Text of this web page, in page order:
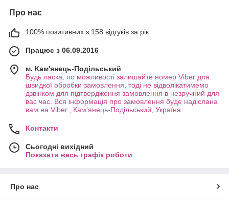
Про нас
100% позитивних з 158 відгуків за рік
Працює з 06.09.2016
м. Кам'янець-Подільський
Будь ласка, по можливості залишайте номер Viber для
швидкої обробки замовлення, тоді не відволікатимемо
дзвінком для підтвердження замовлення в незручний для
вас час. Вся інформація про замовлення буде надіслана
вам на Viber., Кам'янець-Подільський, Україна
Контакти
Сьогодні вихідний
Показати весь графік роботи
Про нас